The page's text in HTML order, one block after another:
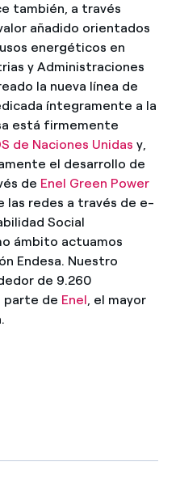
también, a través
añadido orientados
energéticos en
y Administraciones
la nueva línea de
íntegramente a la
está firmemente
de Naciones Unidas y,
el desarrollo de
de Enel Green Power
las redes a través de e-
Social
ámbito actuamos
Endesa. Nuestro
de 9.260
parte de Enel, el mayor